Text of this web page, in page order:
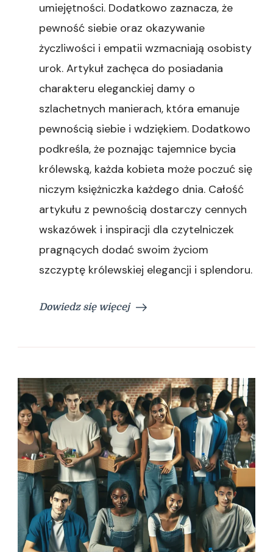
umiejętności. Dodatkowo zaznacza, że
pewność siebie oraz okazywanie
życzliwości i empatii wzmacniają osobisty
urok. Artykuł zachęca do posiadania
charakteru eleganckiej damy o
szlachetnych manierach, która emanuje
pewnością siebie i wdziękiem. Dodatkowo
podkreśla, że poznając tajemnice bycia
królewską, każda kobieta może poczuć się
niczym księżniczka każdego dnia. Całość
artykułu z pewnością dostarczy cennych
wskazówek i inspiracji dla czytelniczek
pragnących dodać swoim życiom
szczyptę królewskiej elegancji i splendoru.
Dowiedz się więcej